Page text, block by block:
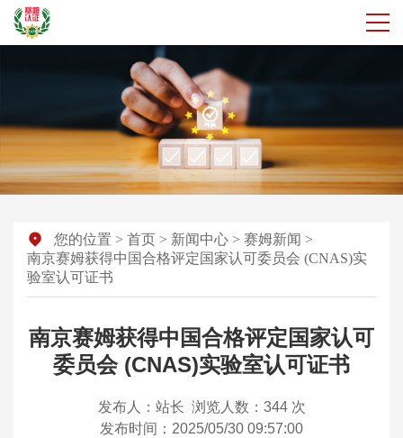
您的位置 > 首页 > 新闻中心 > 赛姆新闻 >
南京赛姆获得中国合格评定国家认可委员会 (CNAS)实
验室认可证书
南京赛姆获得中国合格评定国家认可
委员会 (CNAS)实验室认可证书
发布人：站长 浏览人数： 344 次
发布时间：2025/05/30 09:57:00